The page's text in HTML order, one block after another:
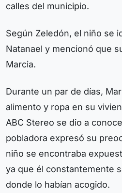
calles del municipio.
Según Zeledón, el niño se
Natanael y mencionó que
Marcia.
Durante un par de días,
alimento y ropa en su
ABC Stereo se dio a
pobladora expresó su
niño se encontraba
ya que él constantemente
donde lo habían acogido.